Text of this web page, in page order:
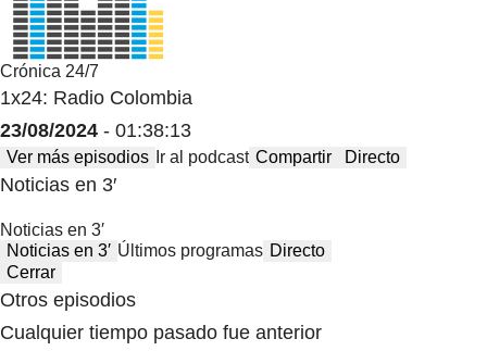
Crónica 24/7
1x24: Radio Colombia
23/08/2024 - 01:38:13
Ver más episodios Ir al podcast Compartir Directo
Noticias en 3′
Noticias en 3′
Noticias en 3′ Últimos programas Directo
Cerrar
Otros episodios
Cualquier tiempo pasado fue anterior